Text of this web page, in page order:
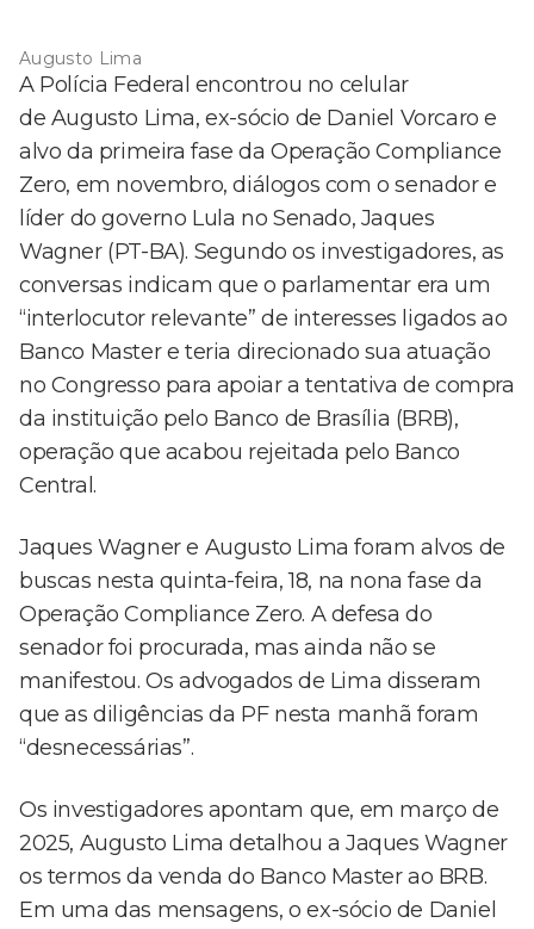
Augusto Lima
A Polícia Federal encontrou no celular
de Augusto Lima, ex-sócio de Daniel Vorcaro e
alvo da primeira fase da Operação Compliance
Zero, em novembro, diálogos com o senador e
líder do governo Lula no Senado, Jaques
Wagner (PT-BA). Segundo os investigadores, as
conversas indicam que o parlamentar era um
“interlocutor relevante” de interesses ligados ao
Banco Master e teria direcionado sua atuação
no Congresso para apoiar a tentativa de compra
da instituição pelo Banco de Brasília (BRB),
operação que acabou rejeitada pelo Banco
Central.
Jaques Wagner e Augusto Lima foram alvos de
buscas nesta quinta-feira, 18, na nona fase da
Operação Compliance Zero. A defesa do
senador foi procurada, mas ainda não se
manifestou. Os advogados de Lima disseram
que as diligências da PF nesta manhã foram
“desnecessárias”.
Os investigadores apontam que, em março de
2025, Augusto Lima detalhou a Jaques Wagner
os termos da venda do Banco Master ao BRB.
Em uma das mensagens, o ex-sócio de Daniel